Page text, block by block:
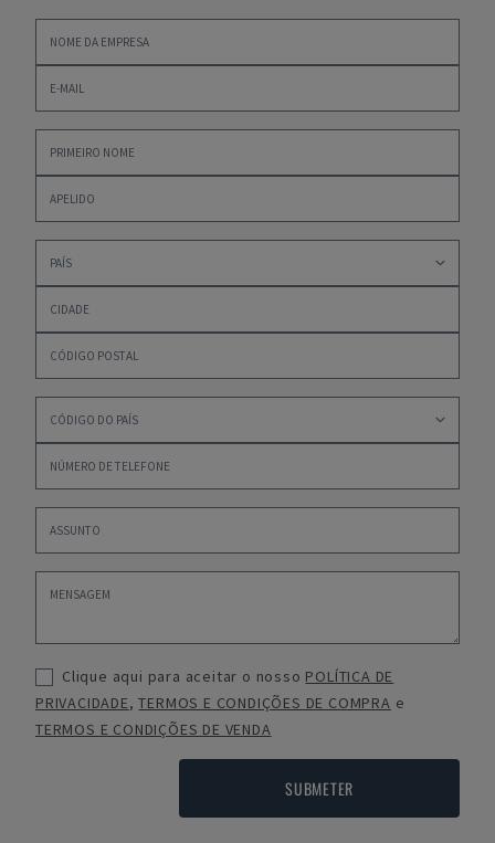
Clique aqui para aceitar o nosso POLÍTICA DE
PRIVACIDADE,TERMOS E CONDIÇÕES DE COMPRA e
TERMOS E CONDIÇÕES DE VENDA
SUBMETER